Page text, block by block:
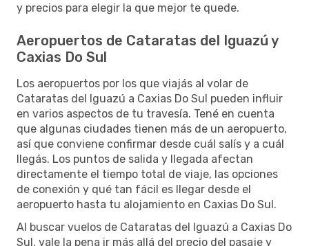
y precios para elegir la que mejor te quede.
Aeropuertos de Cataratas del Iguazú y
Caxias Do Sul
Los aeropuertos por los que viajás al volar de
Cataratas del Iguazú a Caxias Do Sul pueden influir
en varios aspectos de tu travesía. Tené en cuenta
que algunas ciudades tienen más de un aeropuerto,
así que conviene confirmar desde cuál salís y a cuál
llegás. Los puntos de salida y llegada afectan
directamente el tiempo total de viaje, las opciones
de conexión y qué tan fácil es llegar desde el
aeropuerto hasta tu alojamiento en Caxias Do Sul.
Al buscar vuelos de Cataratas del Iguazú a Caxias Do
Sul, vale la pena ir más allá del precio del pasaje y